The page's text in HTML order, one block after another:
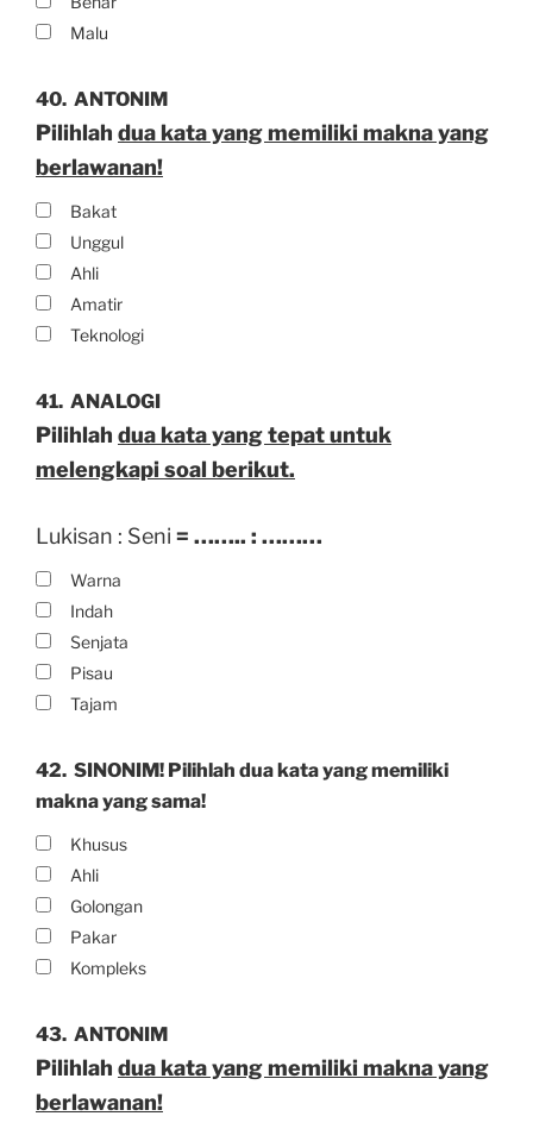
Malu
40. ANTONIM
Pilihlah dua kata yang memiliki makna yang
berlawanan!
Bakat
Unggul
Ahli
Amatir
Teknologi
41. ANALOGI
Pilihlah dua kata yang tepat untuk
melengkapi soal berikut.
Lukisan : Seni = …….. : ………
Warna
Indah
Senjata
Pisau
Tajam
42. SINONIM! Pilihlah dua kata yang memiliki
makna yang sama!
Khusus
Ahli
Golongan
Pakar
Kompleks
43. ANTONIM
Pilihlah dua kata yang memiliki makna yang
berlawanan!